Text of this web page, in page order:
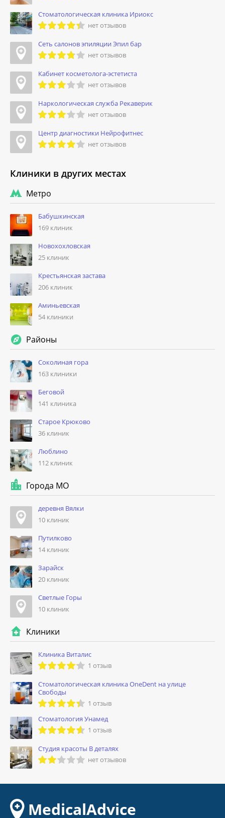
Стоматологическая клиника Ириокс
нет отзывов
Сеть салонов эпиляции Эпил бар
нет отзывов
Кабинет косметолога-эстетиста
нет отзывов
Наркологическая служба Рекаверик
нет отзывов
Центр диагностики Нейрофитнес
нет отзывов
Клиники в других местах
Метро
Бабушкинская
169 клиник
Новохохловская
25 клиник
Крестьянская застава
206 клиник
Аминьевская
54 клиники
Районы
Соколиная гора
163 клиники
Беговой
141 клиника
Старое Крюково
36 клиник
Люблино
112 клиник
Города МО
деревня Вялки
10 клиник
Путилково
14 клиник
Зарайск
20 клиник
Светлые Горы
10 клиник
Клиники
Клиника Виталис
1 отзыв
Стоматологическая клиника OneDent на улице
Свободы
1 отзыв
Стоматология Унамед
1 отзыв
Студия красоты В деталях
нет отзывов
MedicalAdvice